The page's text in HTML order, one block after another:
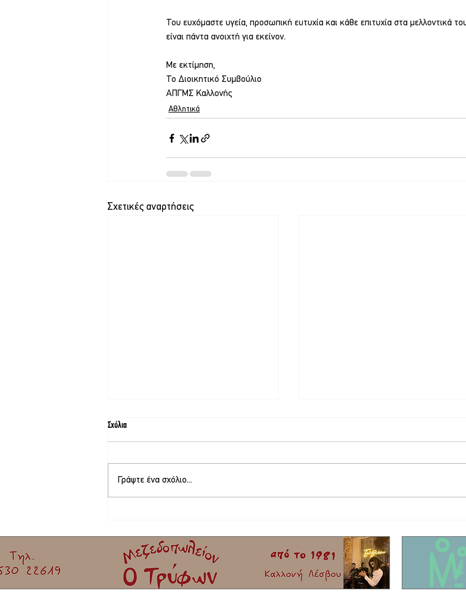
Του ευχόμαστε υγεία, προσωπική ευτυχία και κάθε επιτυχία στα μελλοντικά
είναι πάντα ανοιχτή για εκείνον.
Με εκτίμηση,
Το Διοικητικό Συμβούλιο
ΑΠΓΜΣ Καλλονής
Αθλητικά
Σχετικές αναρτήσεις
Πετριτζικλής
Σχόλια
Γράψτε ένα σχόλιο...